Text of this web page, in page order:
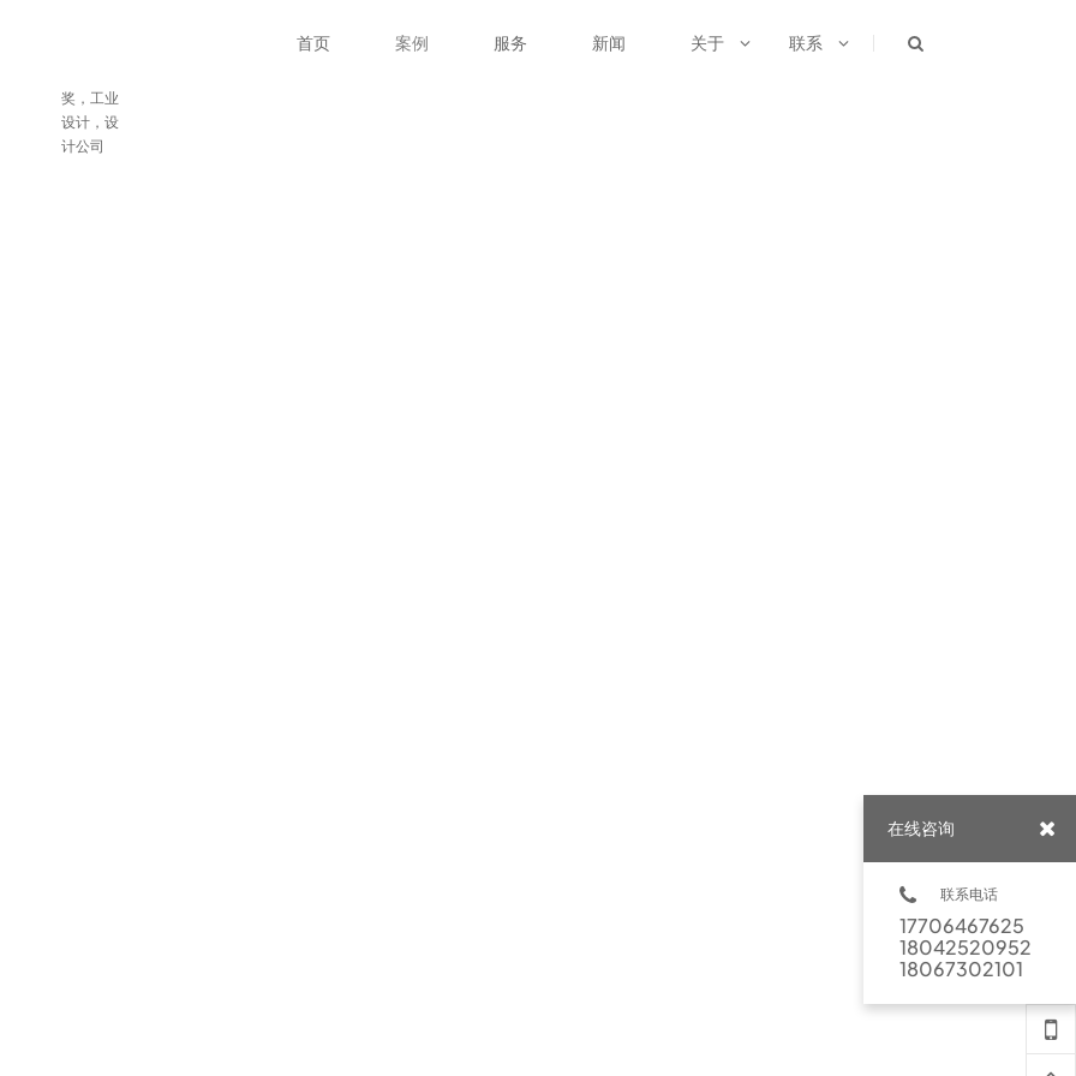
首页 案例 服务 新闻 关于 联系
在线咨询
联系电话
17706467625
18042520952
18067302101